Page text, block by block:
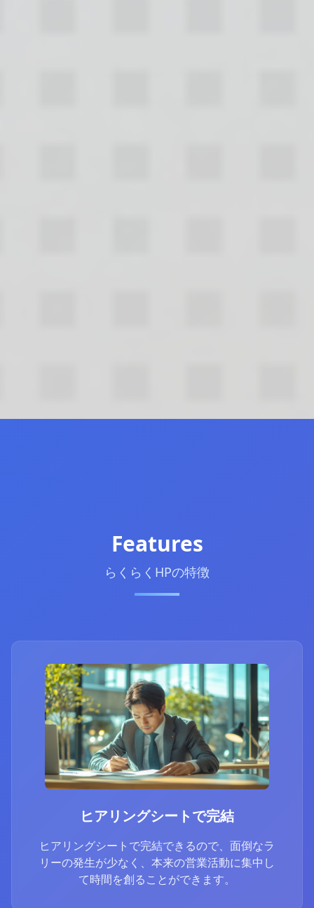
Features
らくらくHPの特徴
ヒアリングシートで完結
ヒアリングシートで完結できるので、面倒なラ
リーの発生が少なく、本来の営業活動に集中し
て時間を創ることができます。